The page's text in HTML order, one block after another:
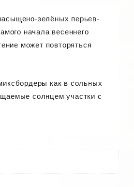
зелёных перьев-
начала весеннего
может повторяться
как в сольных
солнцем участки с